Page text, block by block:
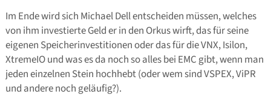
Im Ende wird sich Michael Dell entscheiden müssen, welches
von ihm investierte Geld er in den Orkus wirft, das für seine
eigenen Speicherinvestitionen oder das für die VNX, Isilon,
XtremeIO und was es da noch so alles bei EMC gibt, wenn man
jeden einzelnen Stein hochhebt (oder wem sind VSPEX, ViPR
und andere noch geläufig?).